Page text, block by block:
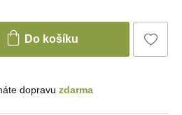
Do košíku
dopravu zdarma